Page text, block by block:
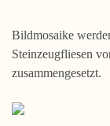
Bildmosaike
Steinzeugfliesen
zusammengesetzt.